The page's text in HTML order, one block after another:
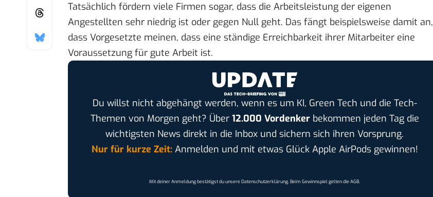
Tatsächlich fördern viele Firmen sogar, dass die Arbeitsleistung der eigenen
Angestellten sehr niedrig ist oder gegen Null geht. Das fängt beispielsweise damit an,
dass Vorgesetzte meinen, dass eine ständige Erreichbarkeit ihrer Mitarbeiter eine
Voraussetzung für gute Arbeit ist.
Du willst nicht abgehängt werden, wenn es um KI, Green Tech und die Tech-
Themen von Morgen geht? Über 12.000 Vordenkerbekommen jeden Tag die
wichtigsten News direkt in die Inbox und sichern sich ihren Vorsprung.
Nur für kurze Zeit:Anmelden und mit etwas Glück Apple AirPods gewinnen!
Mit deiner Anmeldung bestätigst du unsereDatenschutzerklärung. Beim Gewinnspiel gelten dieAGB.